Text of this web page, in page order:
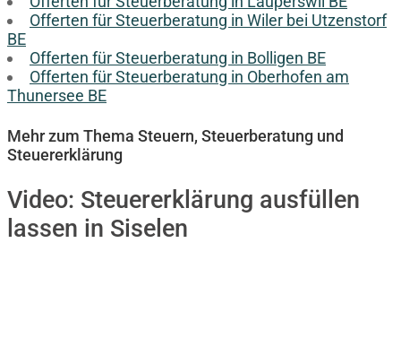
Offerten für Steuerberatung in Wiler bei Utzenstorf
BE
Offerten für Steuerberatung in Bolligen BE
Offerten für Steuerberatung in Oberhofen am
Thunersee BE
Mehr zum Thema Steuern, Steuerberatung und
Steuererklärung
Video: Steuererklärung ausfüllen
lassen in Siselen